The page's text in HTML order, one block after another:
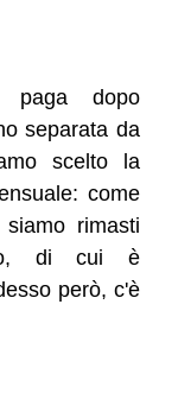
paga dopo
separata da
scelto la
come
rimasti
di cui è
però, c'è